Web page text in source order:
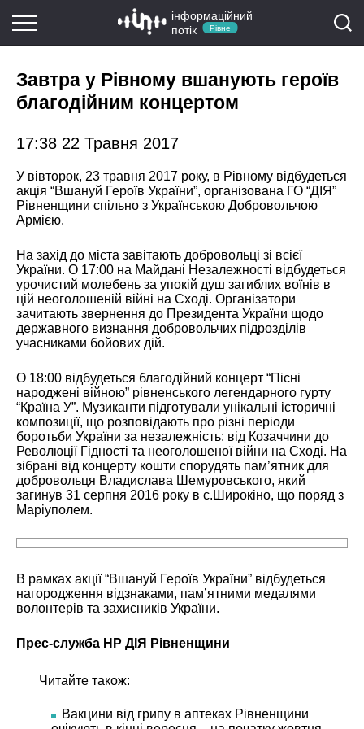
інформаційний
потік
Рівне
Завтра у Рівному вшанують героїв
благодійним концертом
17:38 22 Травня 2017
У вівторок, 23 травня 2017 року, в Рівному відбудеться
акція “Вшануй Героїв України”, організована ГО “ДІЯ”
Рівненщини спільно з Українською Добровольчою
Армією.
На захід до міста завітають добровольці зі всієї
України. О 17:00 на Майдані Незалежності відбудеться
урочистий молебень за упокій душ загиблих воїнів в
цій неоголошеній війні на Сході. Організатори
зачитають звернення до Президента України щодо
державного визнання добровольчих підрозділів
учасниками бойових дій.
О 18:00 відбудеться благодійний концерт “Пісні
народжені війною” рівненського легендарного гурту
“Країна У”. Музиканти підготували унікальні історичні
композиції, що розповідають про різні періоди
боротьби України за незалежність: від Козаччини до
Революції Гідності та неоголошеної війни на Сході. На
зібрані від концерту кошти спорудять пам’ятник для
добровольця Владислава Шемуровського, який
загинув 31 серпня 2016 року в с.Широкіно, що поряд з
Маріуполем.
В рамках акції “Вшануй Героїв України” відбудеться
нагородження відзнаками, пам’ятними медалями
волонтерів та захисників України.
Прес-служба НР ДІЯ Рівненщини
Читайте також:
Вакцини від грипу в аптеках Рівненщини